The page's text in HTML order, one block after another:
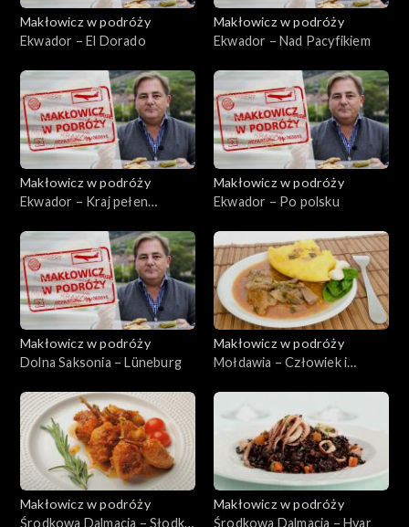
Makłowicz w podróży
Ekwador – El Dorado
Makłowicz w podróży
Ekwador – Nad Pacyfikiem
Makłowicz w podróży
Ekwador – Kraj pełen
Makłowicz w podróży
Ekwador – Po polsku
Makłowicz w podróży
Dolna Saksonia – Lüneburg
Makłowicz w podróży
Mołdawia – Człowiek i
Makłowicz w podróży
Środkowa Dalmacja – Słodka
Makłowicz w podróży
Środkowa Dalmacja – Hvar